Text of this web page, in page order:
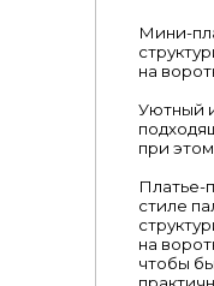
Мини-
на
Уютный
при
Платье-
стиле
на
чтобы